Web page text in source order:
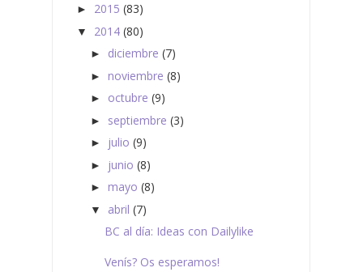
► 2015 (83)
▼ 2014 (80)
► diciembre (7)
► noviembre (8)
► octubre (9)
► septiembre (3)
► julio (9)
► junio (8)
► mayo (8)
▼ abril (7)
BC al día: Ideas con Dailylike
Venís? Os esperamos!